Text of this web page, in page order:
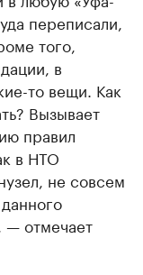
переписали,
того,
в
то вещи. Как
Вызывает
правил
в НТО
не совсем
— отмечает